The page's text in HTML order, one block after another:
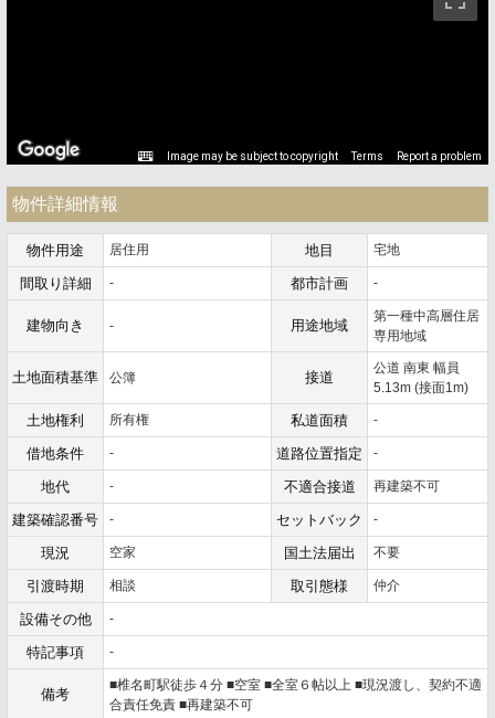
Image may be subject to copyright Terms Report a problem
物件詳細情報
物件用途 居住用 地目 宅地
間取り詳細 - 都市計画 -
建物向き - 用途地域
第一種中高層住居
専用地域
土地面積基準 公簿 接道
公道 南東 幅員
5.13m (接面1m)
土地権利 所有権 私道面積 -
借地条件 - 道路位置指定 -
地代 - 不適合接道 再建築不可
建築確認番号 - セットバック -
現況 空家 国土法届出 不要
引渡時期 相談 取引態様 仲介
設備その他 -
特記事項 -
備考
■椎名町駅徒歩４分 ■空室 ■全室６帖以上 ■現況渡し、契約不適
合責任免責 ■再建築不可